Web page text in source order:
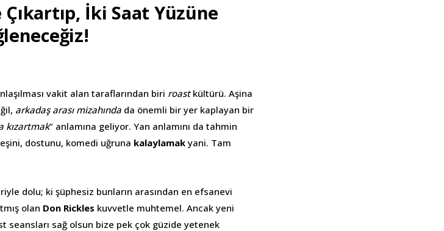
Çıkartıp, İki Saat Yüzüne
vakit alan taraflarından biri roastkültürü. Aşina
arkadaş arası mizahında da önemli bir yer kaplayan bir
kızartmak” anlamına geliyor. Yan anlamını da tahmin
dostunu, komedi uğruna kalaylamak yani. Tam
dolu; ki şüphesiz bunların arasından en efsanevi
olan Don Rickles kuvvetle muhtemel. Ancak yeni
seansları sağ olsun bize pek çok güzide yetenek